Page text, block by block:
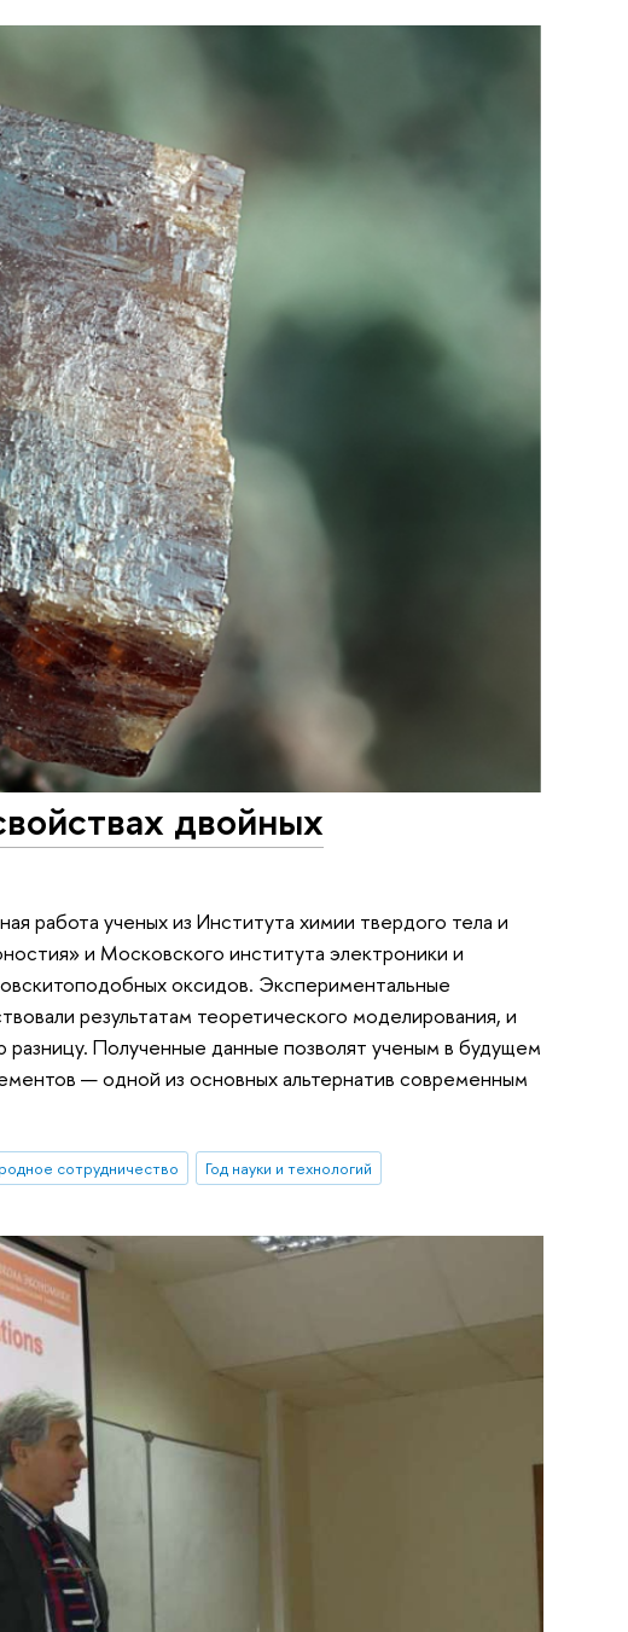
двойных
работа ученых из Института химии твердого тела и
и Московского института электроники и
оксидов. Экспериментальные
результатам теоретического моделирования, и
Полученные данные позволят ученым в будущем
— одной из основных альтернатив современным
сотрудничество Год науки и технологий